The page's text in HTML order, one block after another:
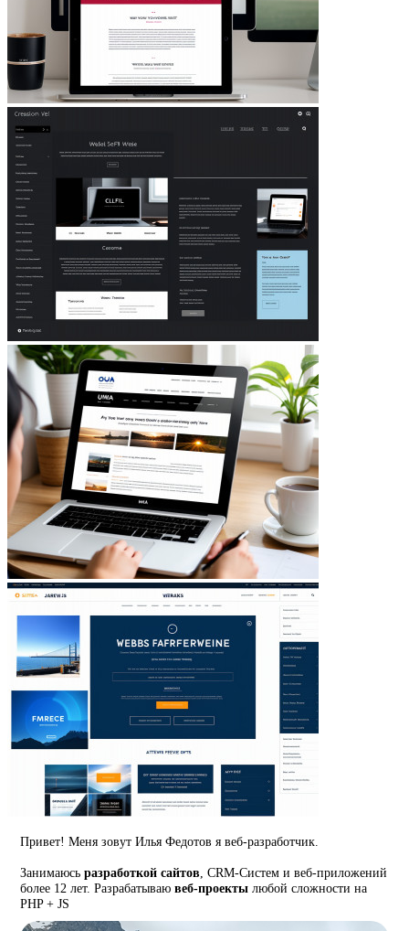
Привет! Меня зовут Илья Федотов я веб-разработчик.
Занимаюсьразработкой сайтов , CRM-Систем и веб-приложений
более 12 лет. Разрабатываювеб-проекты любой сложности на
PHP + JS